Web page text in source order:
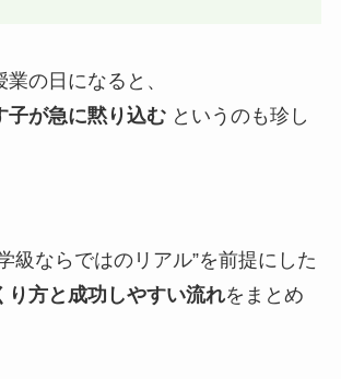
の日になると、
子が急に黙り込むというのも珍し
級ならではのリアル”を前提にした
り方と成功しやすい流れをまとめ